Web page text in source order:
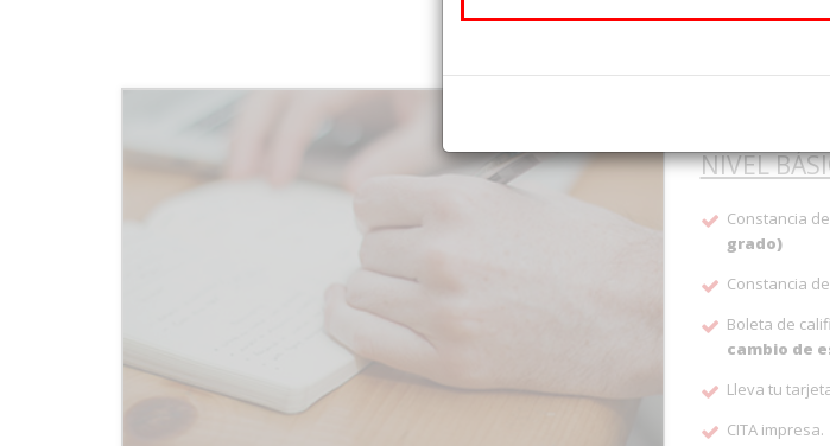
NIVEL
Constancia
grado)
Constancia
Boleta de
cambio de
Lleva tu
CITA impresa.